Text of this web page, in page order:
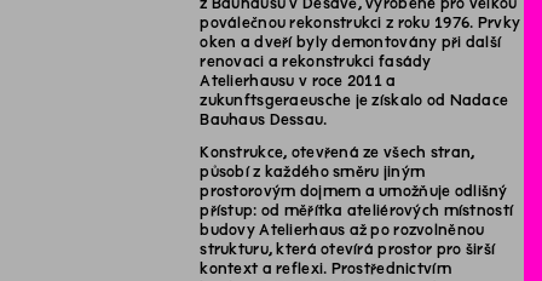
z Bauhausu v Desavě, vyrobené pro velkou
poválečnou rekonstrukci z roku 1976. Prvky
oken a dveří byly demontovány při další
renovaci a rekonstrukci fasády
Atelierhausu v roce 2011 a
zukunftsgeraeusche je získalo od Nadace
Bauhaus Dessau.
Konstrukce, otevřená ze všech stran,
působí z každého směru jiným
prostorovým dojmem a umožňuje odlišný
přístup: od měřítka ateliérových místností
budovy Atelierhaus až po rozvolněnou
strukturu, která otevírá prostor pro širší
kontext a reflexi. Prostřednictvím